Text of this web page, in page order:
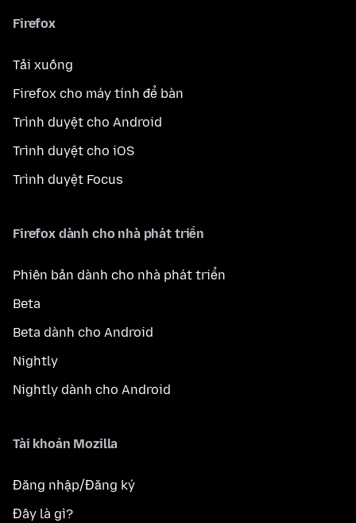
Firefox
Tải xuống
Firefox cho máy tính để bàn
Trình duyệt cho Android
Trình duyệt cho iOS
Trình duyệt Focus
Firefox dành cho nhà phát triển
Phiên bản dành cho nhà phát triển
Beta
Beta dành cho Android
Nightly
Nightly dành cho Android
Tài khoản Mozilla
Đăng nhập/Đăng ký
Đây là gì?